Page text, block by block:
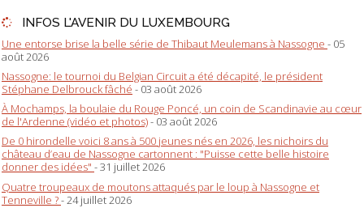
INFOS L'AVENIR DU LUXEMBOURG
Une entorse brise la belle série de Thibaut Meulemans à Nassogne - 05
août 2026
Nassogne: le tournoi du Belgian Circuit a été décapité, le président
Stéphane Delbrouck fâché - 03 août 2026
À Mochamps, la boulaie du Rouge Poncé, un coin de Scandinavie au cœur
de l'Ardenne (vidéo et photos)- 03 août 2026
De 0 hirondelle voici 8 ans à 500 jeunes nés en 2026, les nichoirs du
château d’eau de Nassogne cartonnent : "Puisse cette belle histoire
donner des idées" - 31 juillet 2026
Quatre troupeaux de moutons attaqués par le loup à Nassogne et
Tenneville ?- 24 juillet 2026